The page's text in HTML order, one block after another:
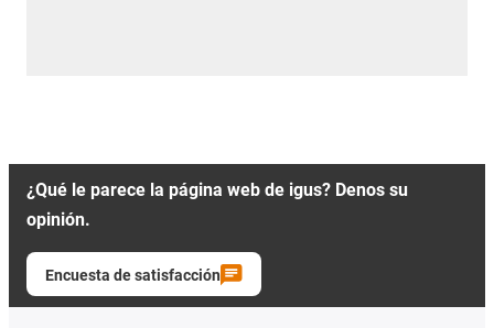
¿Qué le parece la página web de igus? Denos su
opinión.
Encuesta de satisfacción